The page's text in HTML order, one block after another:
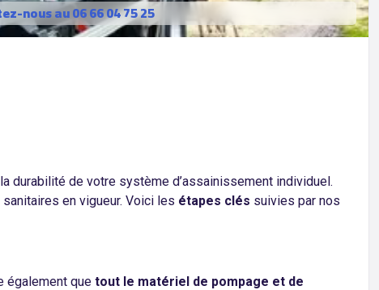
nous au 06 66 04 75 25
durabilité de votre système d’assainissement individuel.
en vigueur. Voici les étapes clés suivies par nos
également que tout le matériel de pompage et de